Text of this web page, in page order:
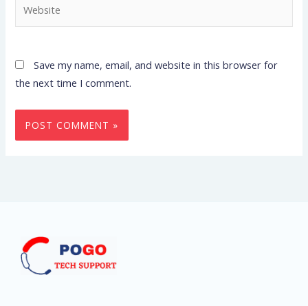
Save my name, email, and website in this browser for
the next time I comment.